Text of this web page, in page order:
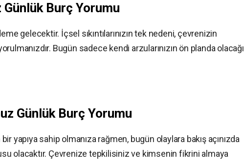
Günlük Burç Yorumu
gelecektir. İçsel sıkıntılarınızın tek nedeni, çevrenizin
Bugün sadece kendi arzularınızın ön planda olacağı
Günlük Burç Yorumu
yapıya sahip olmanıza rağmen, bugün olaylara bakış açınızda
olacaktır. Çevrenize tepkilisiniz ve kimsenin fikrini almaya